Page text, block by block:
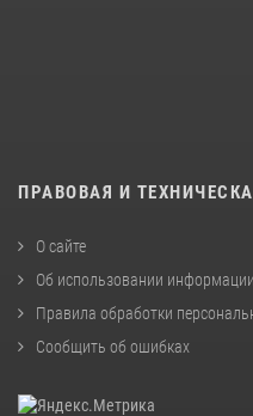
ПРАВОВАЯ И
О сайте
Об использовании
Правила обработки
Сообщить об ошибках